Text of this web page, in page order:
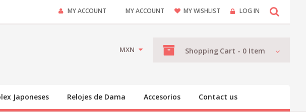
MY ACCOUNT MY ACCOUNT MY WISHLIST LOG IN
Shopping Cart - 0 Item
MXN
Japoneses Relojes de Dama Accesorios Contact us